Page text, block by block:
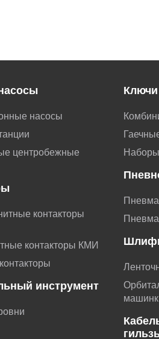
насосы
центробежные
контакторы
контакторы КМИ
инструмент
Ключи